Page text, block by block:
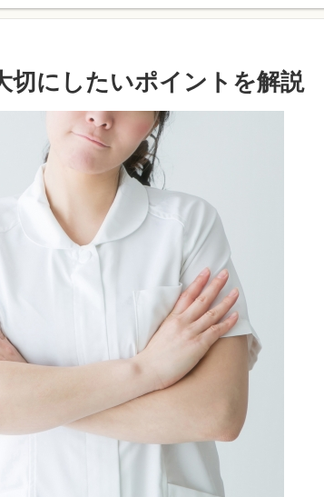
切にしたいポイントを解説